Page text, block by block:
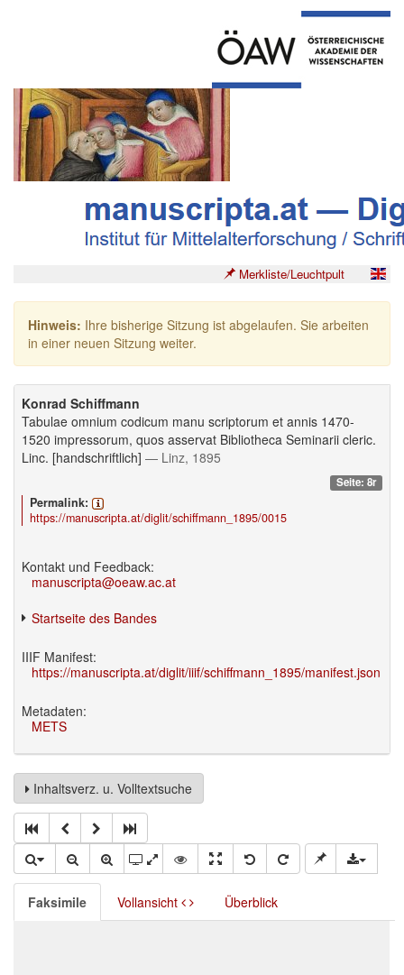
Merkliste/Leuchtpult
Hinweis: Ihre bisherige Sitzung ist abgelaufen. Sie arbeiten
in einer neuen Sitzung weiter.
Konrad Schiffmann
Tabulae omnium codicum manu scriptorum et annis 1470-
1520 impressorum, quos asservat Bibliotheca Seminarii cleric.
Linc. [handschriftlich] — Linz, 1895
Seite: 8r
Permalink:
https://manuscripta.at/diglit/schiffmann_1895/0015
Kontakt und Feedback:
manuscripta@oeaw.ac.at
Startseite des Bandes
IIIF Manifest:
https://manuscripta.at/diglit/iiif/schiffmann_1895/manifest.json
Metadaten:
METS
Inhaltsverz. u. Volltextsuche
Faksimile Vollansicht Überblick